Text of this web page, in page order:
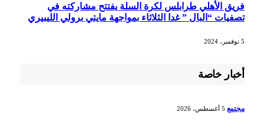
فريق الأهلي طرابلس لكرة السلة يفتتح مشاركته في
تصفيات “البال ” غدا الثلاثاء بمواجهة مايتي برولي الليبيري
أخبار خاصة
مجتمع 5 أغسطس، 2026